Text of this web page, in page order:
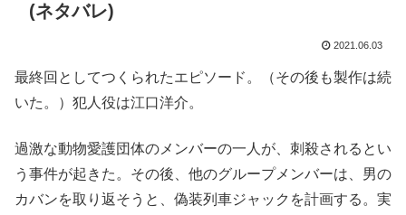
(ネタバレ)
2021.06.03
最終回としてつくられたエピソード。（その後も製作は続
いた。）犯人役は江口洋介。
過激な動物愛護団体のメンバーの一人が、刺殺されるとい
う事件が起きた。その後、他のグループメンバーは、男の
カバンを取り返そうと、偽装列車ジャックを計画する。実